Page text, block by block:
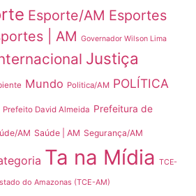
Esporte/AM Esportes
| AM Governador Wilson Lima
Justiça
Mundo Politica/AM POLÍTICA
Prefeito David Almeida Prefeitura de
AM Saúde | AM Segurança/AM
Ta na Mídia TCE-
do Amazonas (TCE-AM)